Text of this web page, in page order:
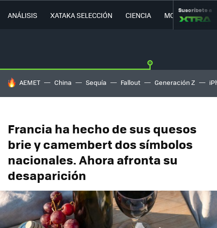
ANÁLISIS XATAKA SELECCIÓN CIENCIA MOVILIDAD
Suscríbete a
HOY SE HABLA DE
AEMET China Sequía Fallout Generación Z
Francia ha hecho de sus quesos
brie y camembert dos símbolos
nacionales. Ahora afronta su
desaparición